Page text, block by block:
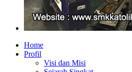
Home
Profil
Visi dan Misi